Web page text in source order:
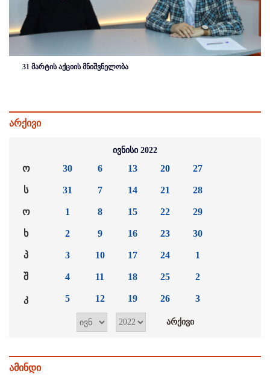
31 მარტის აქციის მნიშვნელობა
არქივი
ივნისი 2022
ო
ს
ო
ხ
პ
შ
კ
30
31
1
2
3
4
5
6
7
8
9
10
11
12
13
14
15
16
17
18
19
20
21
22
23
24
25
26
27
28
29
30
1
2
3
ამინდი